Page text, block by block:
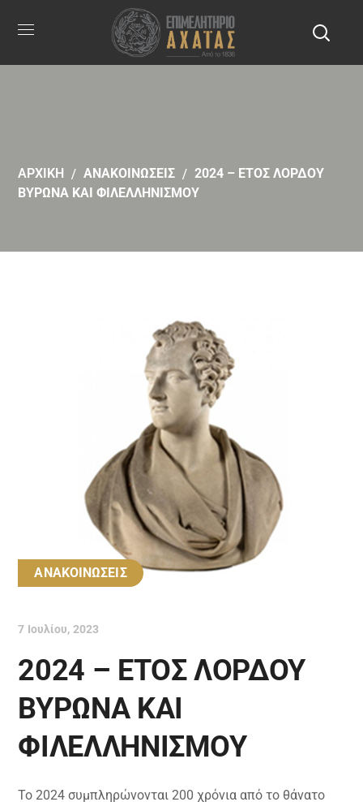
ΑΡΧΙΚΗ ΑΝΑΚΟΙΝΩΣΕΙΣ
2024 – ΕΤΟΣ ΛΟΡΔΟΥ
ΒΥΡΩΝΑ ΚΑΙ ΦΙΛΕΛΛΗΝΙΣΜΟΥ
ΑΝΑΚΟΙΝΩΣΕΙΣ
7 Ιουλίου, 2023
2024 – ΕΤΟΣ ΛΟΡΔΟΥ
ΒΥΡΩΝΑ ΚΑΙ
ΦΙΛΕΛΛΗΝΙΣΜΟΥ
Το 2024 συμπληρώνονται 200 χρόνια από το θάνατο